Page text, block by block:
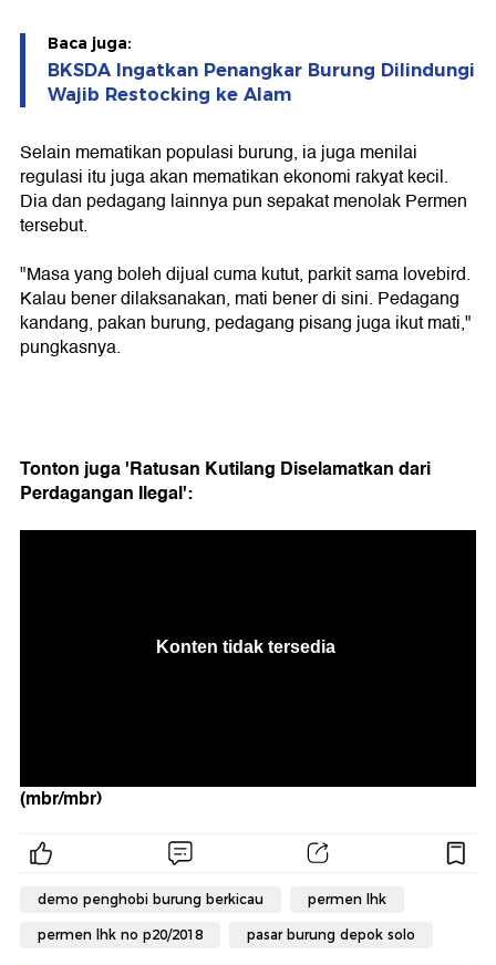
Baca juga:
BKSDA Ingatkan Penangkar Burung Dilindungi
Wajib Restocking ke Alam
Selain mematikan populasi burung, ia juga menilai
regulasi itu juga akan mematikan ekonomi rakyat kecil.
Dia dan pedagang lainnya pun sepakat menolak Permen
tersebut.
"Masa yang boleh dijual cuma kutut, parkit sama lovebird.
Kalau bener dilaksanakan, mati bener di sini. Pedagang
kandang, pakan burung, pedagang pisang juga ikut mati,"
pungkasnya.
Tonton juga 'Ratusan Kutilang Diselamatkan dari
Perdagangan Ilegal':
(mbr/mbr)
demo penghobi burung berkicau permen lhk
permen lhk no p20/2018 pasar burung depok solo